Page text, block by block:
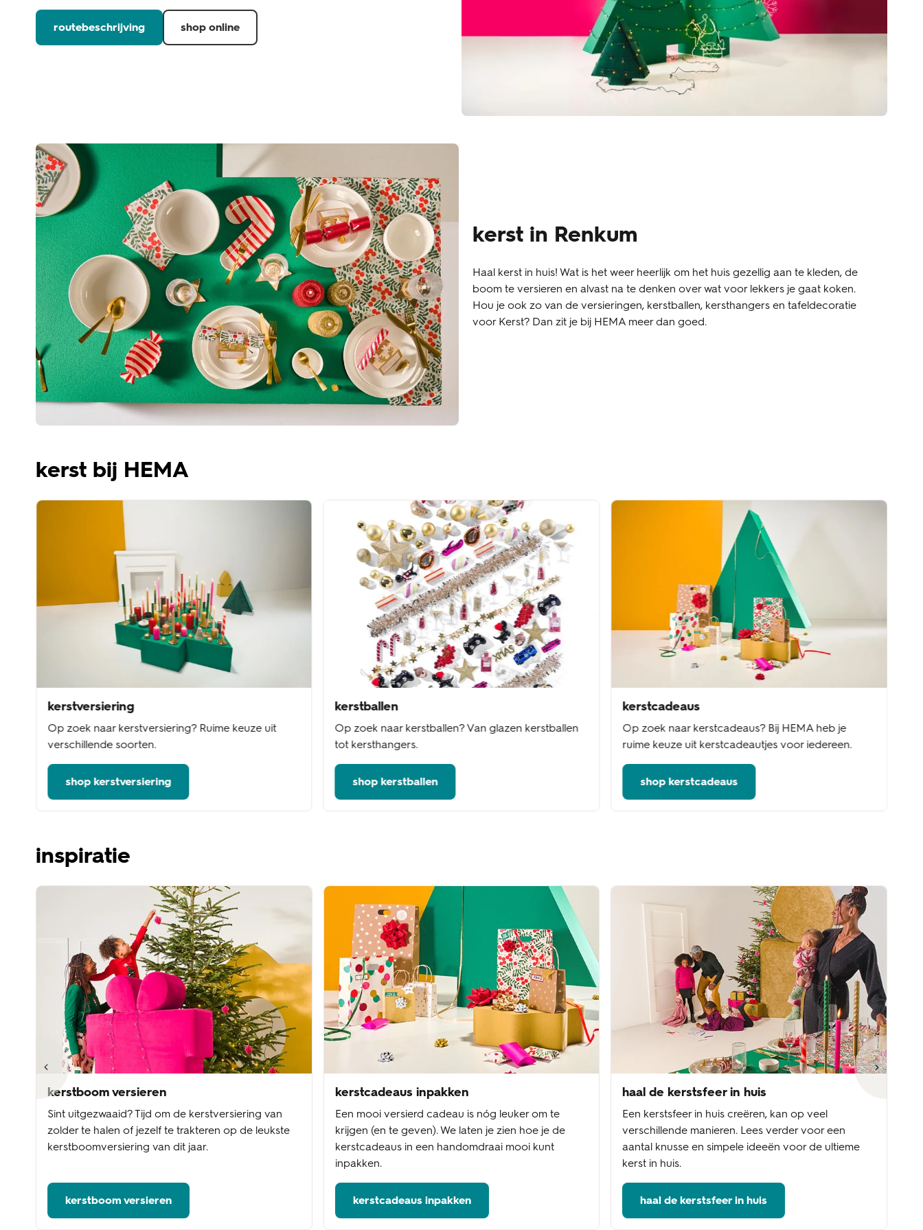
routebeschrijving shop online
kerst in Renkum
Haal kerst in huis! Wat is het weer heerlijk om het huis gezellig aan te kleden, de
boom te versieren en alvast na te denken over wat voor lekkers je gaat koken.
Hou je ook zo van de versieringen, kerstballen, kersthangers en tafeldecoratie
voor Kerst? Dan zit je bij HEMA meer dan goed.
kerst bij HEMA
kerstversiering
Op zoek naar kerstversiering? Ruime keuze uit
verschillende soorten.
shop kerstversiering
kerstballen
Op zoek naar kerstballen? Van glazen kerstballen
tot kersthangers.
shop kerstballen
kerstcadeaus
Op zoek naar kerstcadeaus? Bij HEMA heb je
ruime keuze uit kerstcadeautjes voor iedereen.
shop kerstcadeaus
inspiratie
kerstboom versieren
Sint uitgezwaaid? Tijd om de kerstversiering van
zolder te halen of jezelf te trakteren op de leukste
kerstboomversiering van dit jaar.
kerstboom versieren
kerstcadeaus inpakken
Een mooi versierd cadeau is nóg leuker om te
krijgen (en te geven). We laten je zien hoe je de
kerstcadeaus in een handomdraai mooi kunt
inpakken.
kerstcadeaus inpakken
haal de kerstsfeer in huis
Een kerstsfeer in huis creëren, kan op veel
verschillende manieren. Lees verder voor een
aantal knusse en simpele ideeën voor de ultieme
kerst in huis.
haal de kerstsfeer in huis